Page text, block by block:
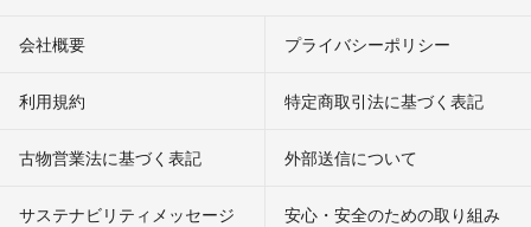
会社概要 プライバシーポリシー
利用規約 特定商取引法に基づく表記
古物営業法に基づく表記 外部送信について
サステナビリティメッセージ 安心・安全のための取り組み